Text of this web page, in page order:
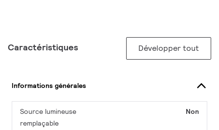
Caractéristiques Développer tout
Informations générales
Source lumineuse
remplaçable
Non